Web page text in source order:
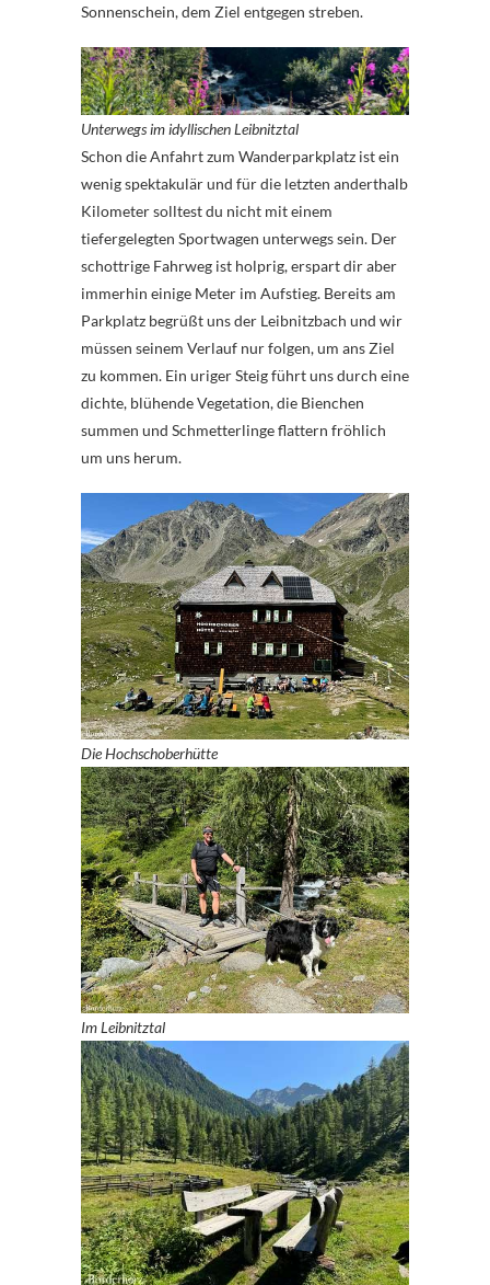
Sonnenschein, dem Ziel entgegen streben.
Unterwegs im idyllischen Leibnitztal
Schon die Anfahrt zum Wanderparkplatz ist ein
wenig spektakulär und für die letzten anderthalb
Kilometer solltest du nicht mit einem
tiefergelegten Sportwagen unterwegs sein. Der
schottrige Fahrweg ist holprig, erspart dir aber
immerhin einige Meter im Aufstieg. Bereits am
Parkplatz begrüßt uns der Leibnitzbach und wir
müssen seinem Verlauf nur folgen, um ans Ziel
zu kommen. Ein uriger Steig führt uns durch eine
dichte, blühende Vegetation, die Bienchen
summen und Schmetterlinge flattern fröhlich
um uns herum.
Die Hochschoberhütte
Im Leibnitztal